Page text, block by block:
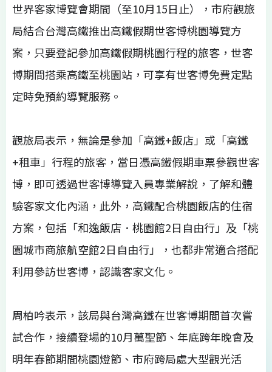
世界客家博覽會期間（至10月15日止），市府觀旅
局結合台灣高鐵推出高鐵假期世客博桃園導覽方
案，只要登記參加高鐵假期桃園行程的旅客，世客
博期間搭乘高鐵至桃園站，可享有世客博免費定點
定時免預約導覽服務。
觀旅局表示，無論是參加「高鐵+飯店」或「高鐵
+租車」行程的旅客，當日憑高鐵假期車票參觀世客
博，即可透過世客博導覽入員專業解說，了解和體
驗客家文化內涵，此外，高鐵配合桃園飯店的住宿
方案，包括「和逸飯店．桃園館2日自由行」及「桃
園城市商旅航空館2日自由行」，也都非常適合搭配
利用參訪世客博，認識客家文化。
周柏吟表示，該局與台灣高鐵在世客博期間首次嘗
試合作，接續登場的10月萬聖節、年底跨年晚會及
明年春節期間桃園燈節、市府跨局處大型觀光活